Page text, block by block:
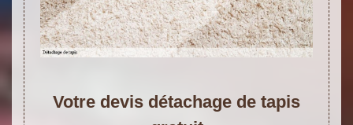
Votre devis détachage de tapis